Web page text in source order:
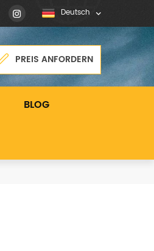
Deutsch
PREIS ANFORDERN
BLOG